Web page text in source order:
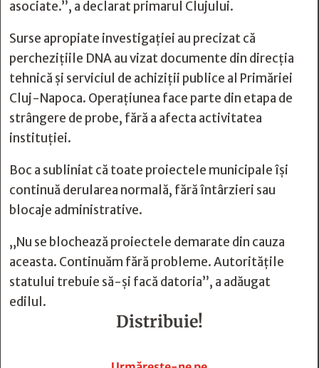
asociate.”, a declarat primarul Clujului.
Surse apropiate investigației au precizat că
perchezițiile DNA au vizat documente din direcția
tehnică și serviciul de achiziții publice al Primăriei
Cluj-Napoca. Operațiunea face parte din etapa de
strângere de probe, fără a afecta activitatea
instituției.
Boc a subliniat că toate proiectele municipale își
continuă derularea normală, fără întârzieri sau
blocaje administrative.
„Nu se blochează proiectele demarate din cauza
aceasta. Continuăm fără probleme. Autoritățile
statului trebuie să-și facă datoria”, a adăugat
edilul.
Distribuie!